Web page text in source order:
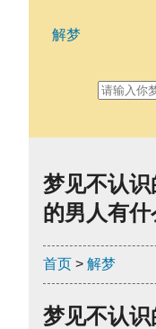
梦见不认
的男人有什
首页 > 解梦
梦见不认
解梦